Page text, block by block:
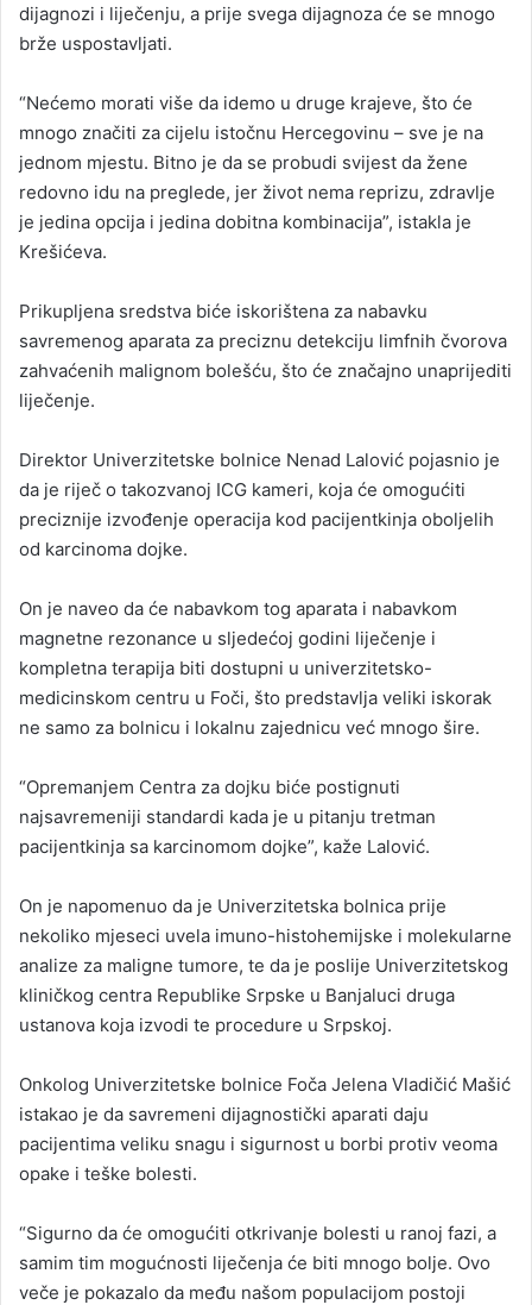
dijagnozi i liječenju, a prije svega dijagnoza će se mnogo
brže uspostavljati.
“Nećemo morati više da idemo u druge krajeve, što će
mnogo značiti za cijelu istočnu Hercegovinu – sve je na
jednom mjestu. Bitno je da se probudi svijest da žene
redovno idu na preglede, jer život nema reprizu, zdravlje
je jedina opcija i jedina dobitna kombinacija”, istakla je
Krešićeva.
Prikupljena sredstva biće iskorištena za nabavku
savremenog aparata za preciznu detekciju limfnih čvorova
zahvaćenih malignom bolešću, što će značajno unaprijediti
liječenje.
Direktor Univerzitetske bolnice Nenad Lalović pojasnio je
da je riječ o takozvanoj ICG kameri, koja će omogućiti
preciznije izvođenje operacija kod pacijentkinja oboljelih
od karcinoma dojke.
On je naveo da će nabavkom tog aparata i nabavkom
magnetne rezonance u sljedećoj godini liječenje i
kompletna terapija biti dostupni u univerzitetsko-
medicinskom centru u Foči, što predstavlja veliki iskorak
ne samo za bolnicu i lokalnu zajednicu već mnogo šire.
“Opremanjem Centra za dojku biće postignuti
najsavremeniji standardi kada je u pitanju tretman
pacijentkinja sa karcinomom dojke”, kaže Lalović.
On je napomenuo da je Univerzitetska bolnica prije
nekoliko mjeseci uvela imuno-histohemijske i molekularne
analize za maligne tumore, te da je poslije Univerzitetskog
kliničkog centra Republike Srpske u Banjaluci druga
ustanova koja izvodi te procedure u Srpskoj.
Onkolog Univerzitetske bolnice Foča Jelena Vladičić Mašić
istakao je da savremeni dijagnostički aparati daju
pacijentima veliku snagu i sigurnost u borbi protiv veoma
opake i teške bolesti.
“Sigurno da će omogućiti otkrivanje bolesti u ranoj fazi, a
samim tim mogućnosti liječenja će biti mnogo bolje. Ovo
veče je pokazalo da među našom populacijom postoji